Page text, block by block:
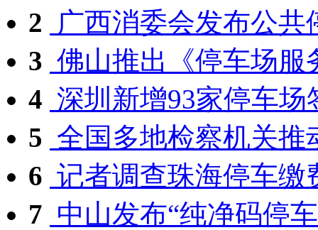
2
广西消委会发布公共
3 佛山推出《停车场服
4 深圳新增93家停车场
5 全国多地检察机关推
6 记者调查珠海停车缴
7 中山发布“纯净码停